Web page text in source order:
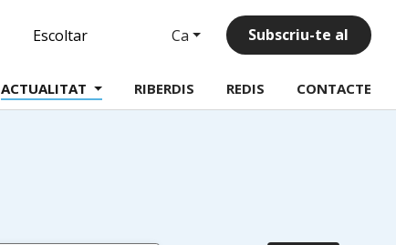
Escoltar Ca
Subscriu-te al
ACTUALITAT RIBERDIS REDIS CONTACTE